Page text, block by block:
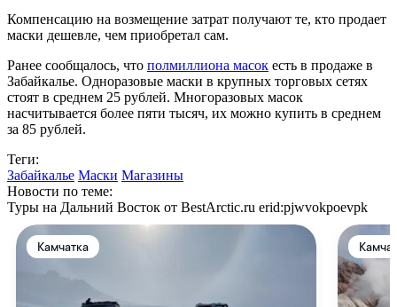
Компенсацию на возмещение затрат получают те, кто продает
маски дешевле, чем приобретал сам.
Ранее сообщалось, что полмиллиона масок есть в продаже в
Забайкалье. Одноразовые маски в крупных торговых сетях
стоят в среднем 25 рублей. Многоразовых масок
насчитывается более пяти тысяч, их можно купить в среднем
за 85 рублей.
Теги:
Забайкалье Маски Магазины
Новости по теме:
Туры на Дальний Восток от BestArctic.ru erid:pjwvokpoevpk